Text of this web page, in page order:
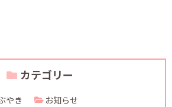
カテゴリー
やき
お知らせ